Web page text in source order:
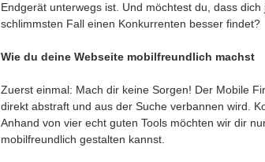
Endgerät unterwegs ist. Und möchtest du, dass
schlimmsten Fall einen Konkurrenten besser findet?
Wie du deine Webseite mobilfreundlich machst
Zuerst einmal: Mach dir keine Sorgen! Der Mobile
direkt abstraft und aus der Suche verbannen wird.
Anhand von vier echt guten Tools möchten wir dir
mobilfreundlich gestalten kannst.